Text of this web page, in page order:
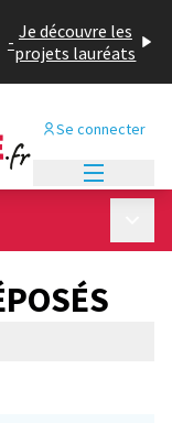
- Je découvre les
projets lauréats
Se connecter